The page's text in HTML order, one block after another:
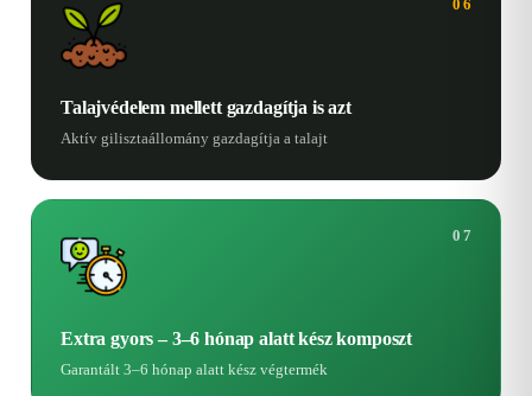
06
Talajvédelem mellett gazdagítja is azt
Aktív gilisztaállomány gazdagítja a talajt
07
Extra gyors – 3–6 hónap alatt kész komposzt
Garantált 3–6 hónap alatt kész végtermék